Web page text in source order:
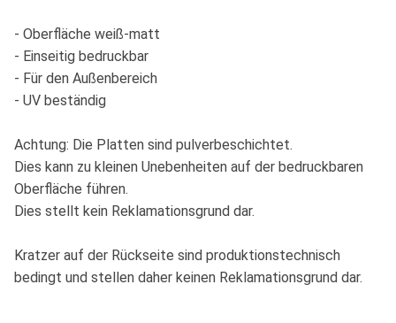
- Oberfläche weiß-matt
- Einseitig bedruckbar
- Für den Außenbereich
- UV beständig
Achtung: Die Platten sind pulverbeschichtet.
Dies kann zu kleinen Unebenheiten auf der bedruckbaren
Oberfläche führen.
Dies stellt kein Reklamationsgrund dar.
Kratzer auf der Rückseite sind produktionstechnisch
bedingt und stellen daher keinen Reklamationsgrund dar.